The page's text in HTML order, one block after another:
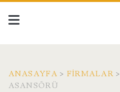
ANASAYFA > FIRMALAR>
ASANSÖRÜ